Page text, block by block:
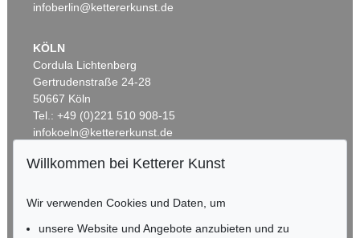
Auktion 538 - Lot 643
Ergebnis:€ 139.700
infoberlin@kettererkunst.de
KÖLN
Cordula Lichtenberg
Gertrudenstraße 24-28
50667 Köln
Tel.: +49 (0)221 510 908-15
infokoeln@kettererkunst.de
RHEINLAND-PFALZ
Miriam Heß
Willkommen bei Ketterer Kunst
Wir verwenden Cookies und Daten, um
unsere Website und Angebote anzubieten und zu